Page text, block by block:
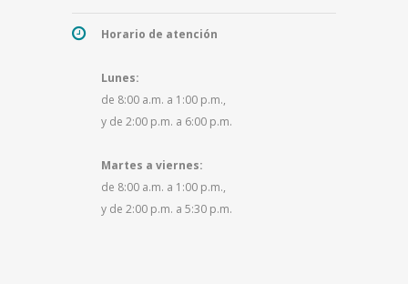
Horario de atención
Lunes:
de 8:00 a.m. a 1:00 p.m.,
y de 2:00 p.m. a 6:00 p.m.
Martes a viernes:
de 8:00 a.m. a 1:00 p.m.,
y de 2:00 p.m. a 5:30 p.m.